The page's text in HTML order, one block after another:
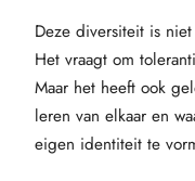
Deze diversiteit is
Het vraagt om
Maar het heeft ook
leren van elkaar en
eigen identiteit te